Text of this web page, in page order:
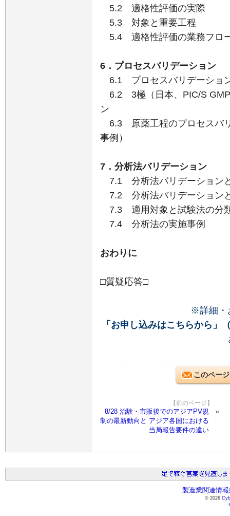
5.2 適格性評価の実際
5.3 対象と重要工程
5.4 適格性評価の業務フロ
6．プロセスバリデーション
6.1 プロセスバリデーショ
6.2 3極（日本、PIC/S GMP
ン
6.3 原薬工程のプロセスバ
事例）
7．分析法バリデーション
7.1 分析法バリデーション
7.2 分析法バリデーション
7.3 適用対象と試験法の分
7.4 分析法の実施事例
おわりに
□質疑応答□
※詳細・
「お申し込みはこちらから」
このペー
【前のページ】
8/28 治験・市販後でのアジアPV規
制の最新動向と アジア各国における
当局報告要件の違い
製造業関連情
© 2026